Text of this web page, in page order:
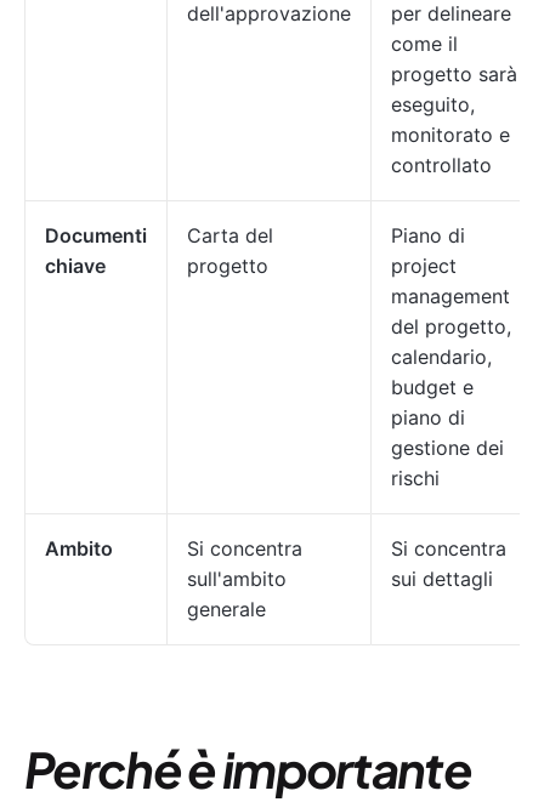
dell'approvazione
per delineare
come il
progetto sarà
eseguito,
monitorato e
controllato
Documenti
chiave
Carta del
progetto
Piano di
project
management
del progetto,
calendario,
budget e
piano di
gestione dei
rischi
Ambito
Si concentra
sull'ambito
generale
Si concentra
sui dettagli
Perché è importante